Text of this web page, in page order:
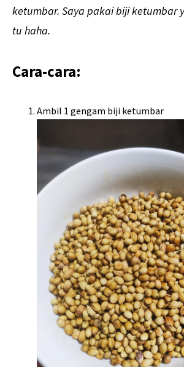
ketumbar. Saya pakai biji ketumbar
tu haha.
Cara-cara:
Ambil 1 gengam biji ketumbar